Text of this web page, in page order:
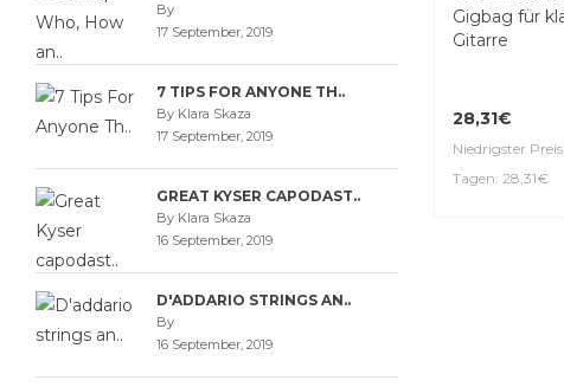
By
17 September, 2019
7 TIPS FOR ANYONE TH..
By Klara Skaza
17 September, 2019
GREAT KYSER CAPODAST..
By Klara Skaza
16 September, 2019
D'ADDARIO STRINGS AN..
By
16 September, 2019
Gitarre